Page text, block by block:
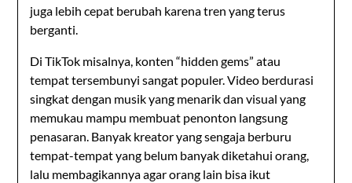
juga lebih cepat berubah karena tren yang terus
berganti.
DiTikTok misalnya, konten “hidden gems” atau
tempat tersembunyi sangat populer. Video berdurasi
singkat dengan musik yang menarik dan visual yang
memukau mampu membuat penonton langsung
penasaran. Banyak kreator yang sengaja berburu
tempat-tempat yang belum banyak diketahui orang,
lalu membagikannya agar orang lain bisa ikut